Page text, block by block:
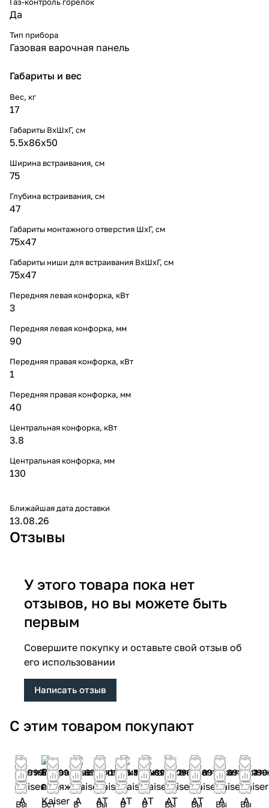
Да
Тип прибора
Газовая варочная панель
Габариты и вес
Вес, кг
17
Габариты ВхШхГ, cм
5.5x86x50
Ширина встраивания, см
75
Глубина встраивания, см
47
Габариты монтажного отверстия ШхГ, см
75х47
Габариты ниши для встраивания ВхШхГ, cм
75x47
Передняя левая конфорка, кВт
3
Передняя левая конфорка, мм
90
Передняя правая конфорка, кВт
1
Передняя правая конфорка, мм
40
Центральная конфорка, кВт
3.8
Центральная конфорка, мм
130
Ближайшая дата доставки
13.08.26
Отзывы
У этого товара пока нет
отзывов, но вы можете быть
первым
Совершите покупку и оставьте свой отзыв об
его использовании
Написать отзыв
С этим товаром покупают
61 999
₽
Вы
52 599
₽
Вст
72 699
₽
В
90 199
₽
Вы
68 599
₽
В
65 899
₽
В
82 799
₽
Вы
77 699
₽
Вы
72 699
₽
Вы
59 799
₽
Вы